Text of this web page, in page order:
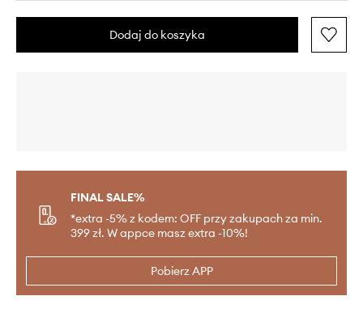
Dodaj do koszyka
FINAL SALE%
*extra -5% z kodem: OFF przy zakupach za min.
399 zł. W appce masz extra -10%!
Pobierz APP